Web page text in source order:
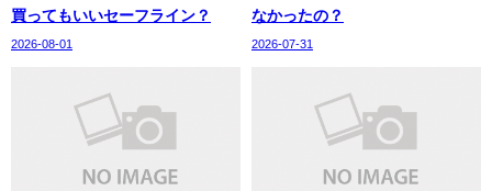
買ってもいいセーフライン？
2026-08-01
なかったの？
2026-07-31